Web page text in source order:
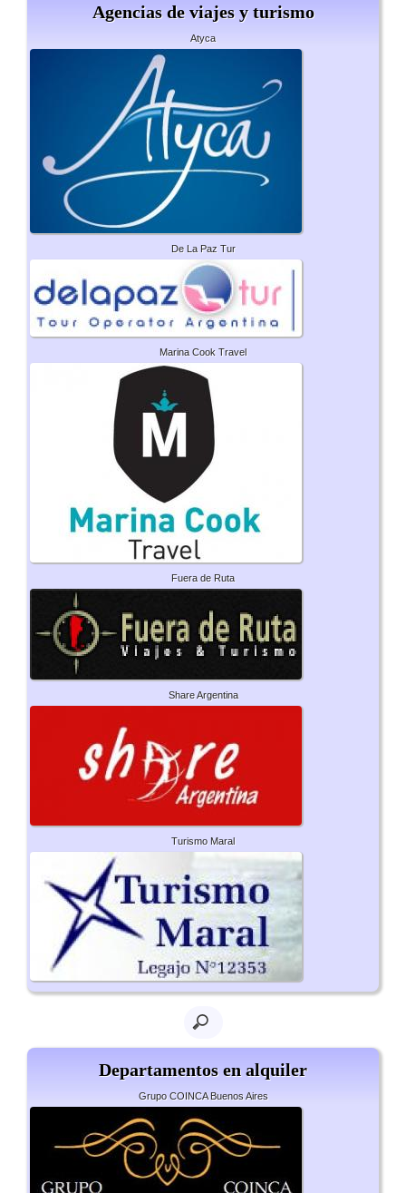
Agencias de viajes y turismo
Atyca
De La Paz Tur
Marina Cook Travel
Fuera de Ruta
Share Argentina
Turismo Maral
Departamentos en alquiler
Grupo COINCA Buenos Aires